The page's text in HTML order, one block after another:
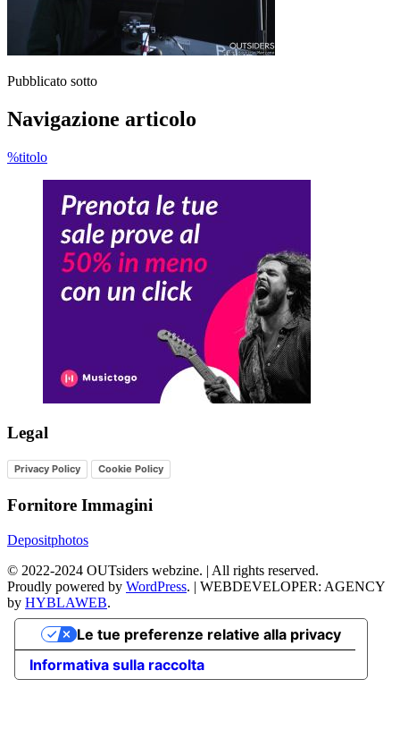
Pubblicato sotto
Navigazione articolo
%titolo
Legal
Privacy Policy Cookie Policy
Fornitore Immagini
Depositphotos
© 2022-2024 OUTsiders webzine. | All rights reserved.
Proudly powered by WordPress. | WEBDEVELOPER: AGENCY
by HYBLAWEB.
Informativa sulla raccolta
Le tue preferenze relative alla privacy